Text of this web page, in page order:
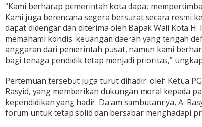
“Kami berharap pemerintah kota dapat
Kami juga berencana segera bersurat secara resmi
dapat didengar dan diterima oleh Bapak Wali Kota H.
memahami kondisi keuangan daerah yang tengah
anggaran dari pemerintah pusat, namun kami
bagi tenaga pendidik tetap menjadi prioritas,”
Pertemuan tersebut juga turut dihadiri oleh Ketua
Rasyid, yang memberikan dukungan moral kepada
kependidikan yang hadir. Dalam sambutannya, Al
forum untuk tetap solid dan bersabar menghadapi